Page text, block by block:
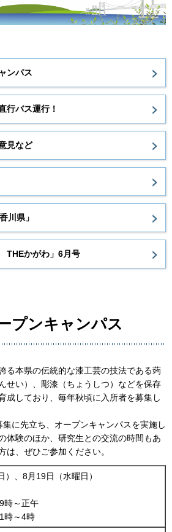
ンパス
行バス運行！
見など
川県」
THEかがわ」6月号
プンキャンパス
る本県の伝統的な漆工芸の技法である蒟
せい）、彫漆（ちょうしつ）などを保存
成しており、毎年秋頃に入所者を募集し
に先立ち、オープンキャンパスを実施し
体験のほか、研究生との交流の時間もあ
は、ぜひご参加ください。
）、8月19日（水曜日）
時～正午
時～4時